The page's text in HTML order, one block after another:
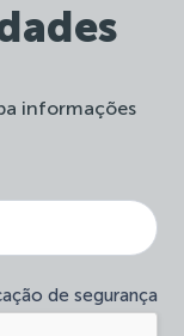
informações
site-
newsletter
de segurança
você
é
humano,
este
campo